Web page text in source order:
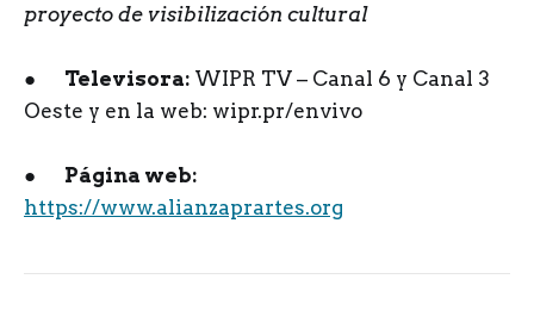
proyecto de visibilización cultural
● Televisora: WIPR TV – Canal 6 y Canal 3
Oeste y en la web: wipr.pr/envivo
● Página web:
https://www.alianzaprartes.org